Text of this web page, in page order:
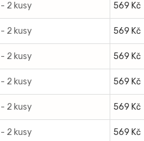
- 2 kusy 569 Kč
- 2 kusy 569 Kč
- 2 kusy 569 Kč
- 2 kusy 569 Kč
- 2 kusy 569 Kč
- 2 kusy 569 Kč